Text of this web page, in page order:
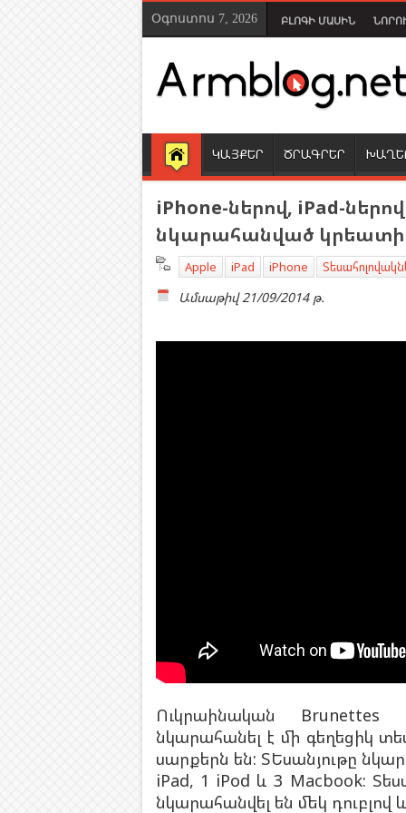
Օգոստոս 7, 2026 ԲԼՈԳԻ ՄԱՍԻՆ
ԿԱՅՔԵՐ ԾՐԱԳՐԵՐ
iPhone-ներով, iPad-
նկարահանված
Apple iPad iPhone
Ամսաթիվ 21/09/2014 թ.
Ուկրաինական
նկարահանել է մի գեղեցիկ
սարքերն են: ՏԵսանյութը
iPad, 1 iPod և 3 Macbook:
նկարահանվել են մեկ դուբլով